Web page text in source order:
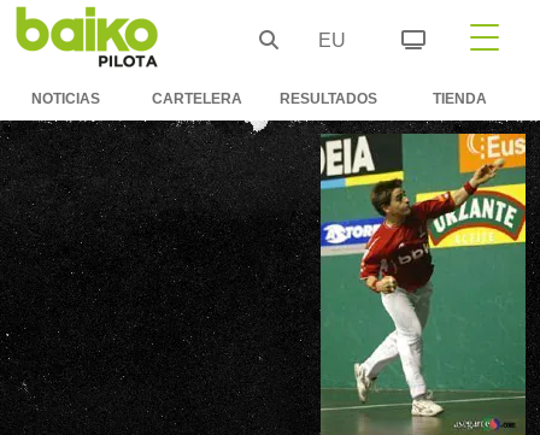
EU
NOTICIAS CARTELERA RESULTADOS TIENDA